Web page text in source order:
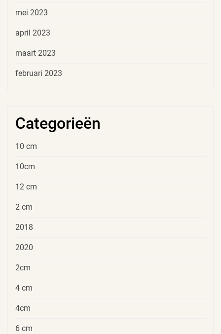
mei 2023
april 2023
maart 2023
februari 2023
Categorieën
10 cm
10cm
12 cm
2 cm
2018
2020
2cm
4 cm
4cm
6 cm